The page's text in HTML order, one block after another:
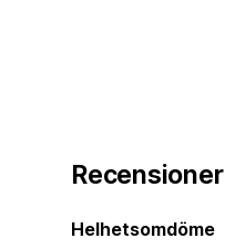
Recensioner
Helhetsomdöme